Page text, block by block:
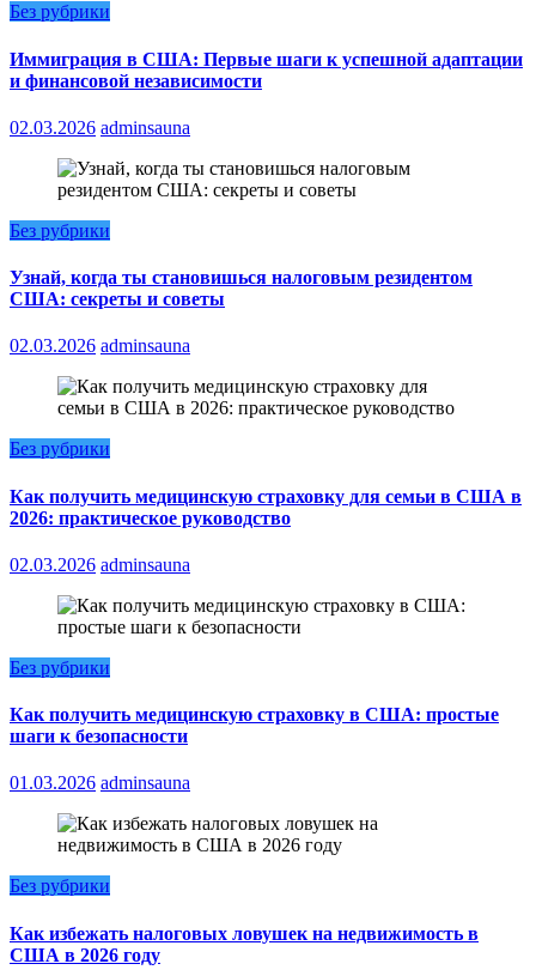
Без рубрики
Иммиграция в США: Первые шаги к успешной адаптации
и финансовой независимости
02.03.2026 adminsauna
Без рубрики
Узнай, когда ты становишься налоговым резидентом
США: секреты и советы
02.03.2026 adminsauna
Без рубрики
Как получить медицинскую страховку для семьи в США в
2026: практическое руководство
02.03.2026 adminsauna
Без рубрики
Как получить медицинскую страховку в США: простые
шаги к безопасности
01.03.2026 adminsauna
Без рубрики
Как избежать налоговых ловушек на недвижимость в
США в 2026 году